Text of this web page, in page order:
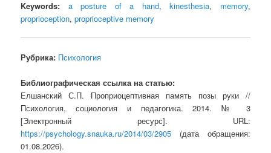
Keywords:
a posture of a hand,kinesthesia, memory,
proprioception,proprioceptive memory
Рубрика: Психология
Библиографическая ссылка на статью:
Елшанский С.П. Проприоцептивная память позы руки //
Психология, социология и педагогика. 2014. № 3
[Электронный ресурс]. URL:
https://psychology.snauka.ru/2014/03/2905 (дата обращения:
01.08.2026).